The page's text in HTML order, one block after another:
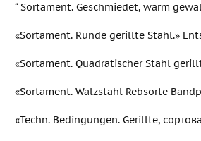
“ Sortament. Geschmiedet, warm
«Sortament. Runde gerillte Stahl.»
«Sortament. Quadratischer Stahl
«Sortament. Walzstahl Rebsorte
«Techn. Bedingungen. Gerillte,